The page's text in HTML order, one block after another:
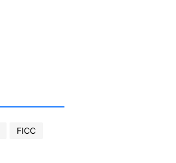
FICC